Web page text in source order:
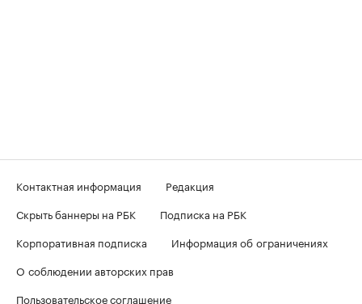
Контактная информация
Редакция
Скрыть баннеры на РБК
Подписка на РБК
Корпоративная подписка
Информация об ограничениях
О соблюдении авторских прав
Пользовательское соглашение